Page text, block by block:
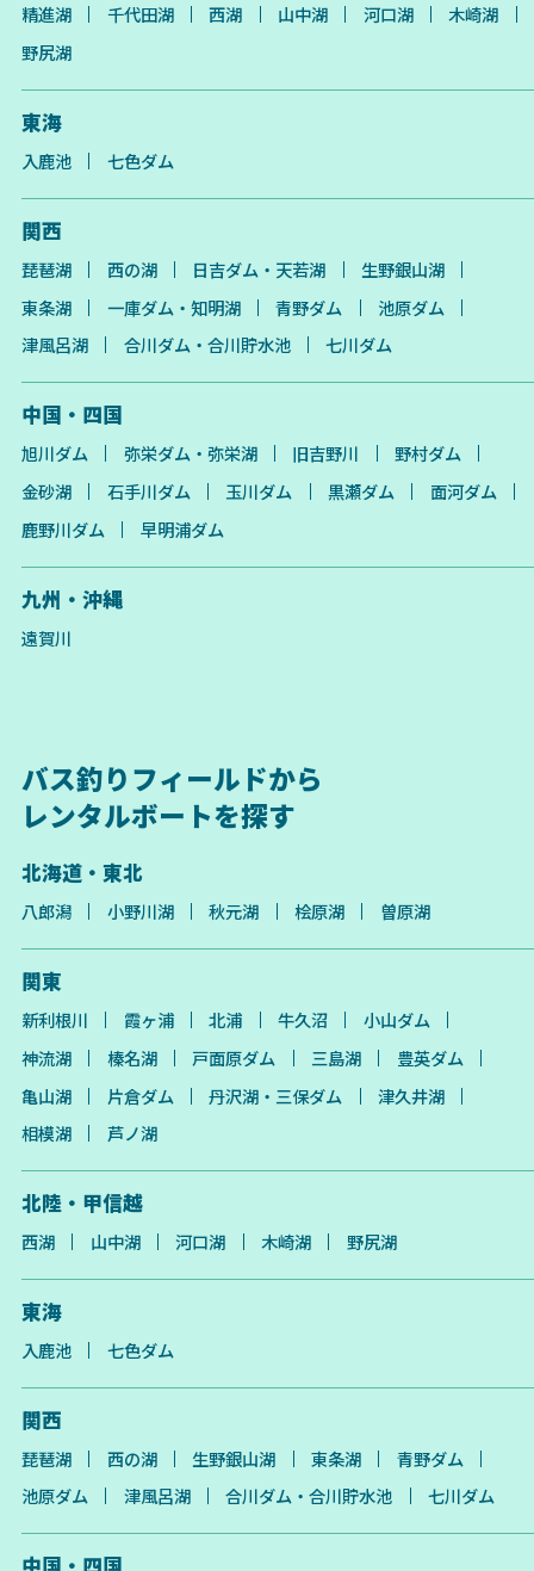
精進湖 千代田湖 西湖 山中湖 河口湖
木崎湖
野尻湖
東海
入鹿池 七色ダム
関西
琵琶湖 西の湖 日吉ダム・天若湖
生野銀山湖
東条湖
一庫ダム・知明湖 青野ダム
池原ダム
津風呂湖
合川ダム・合川貯水池 七川ダム
中国・四国
旭川ダム 弥栄ダム・弥栄湖 旧吉野川
野村ダム
金砂湖
石手川ダム 玉川ダム 黒瀬ダム
面河ダム
鹿野川ダム
早明浦ダム
九州・沖縄
遠賀川
バス釣りフィールドから
レンタルボートを探す
北海道・東北
八郎潟 小野川湖 秋元湖 桧原湖 曽原湖
関東
新利根川 霞ヶ浦 北浦 牛久沼
小山ダム
神流湖
榛名湖 戸面原ダム 三島湖
豊英ダム
亀山湖
片倉ダム 丹沢湖・三保ダム
津久井湖
相模湖
芦ノ湖
北陸・甲信越
西湖 山中湖 河口湖 木崎湖 野尻湖
東海
入鹿池 七色ダム
関西
琵琶湖 西の湖 生野銀山湖 東条湖
青野ダム
池原ダム
津風呂湖 合川ダム・合川貯水池 七川ダム